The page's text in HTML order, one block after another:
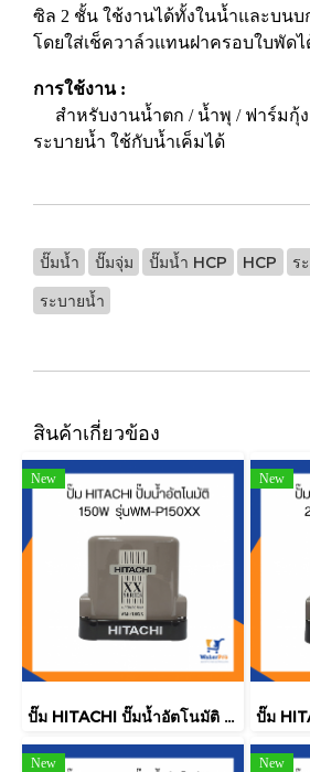
ซิล 2 ชั้น ใช้งานได้ทั้งในน้ำและบนบ
โดยใส่เช็ควาล์วแทนฝาครอบใบพัดไ
การใช้งาน :
สำหรับงานน้ำตก / น้ำพุ / ฟาร์มกุ้ง
ระบายน้ำ ใช้กับน้ำเค็มได้
ปั๊มน้ำ ปั๊มจุ่ม ปั๊มน้ำ HCP HCP ร
ระบายน้ำ
สินค้าเกี่ยวข้อง
New
ปั๊ม HITACHI ปั๊มน้ำอัตโนมัติ 150W รุ่นWM-P150XX
New
New New